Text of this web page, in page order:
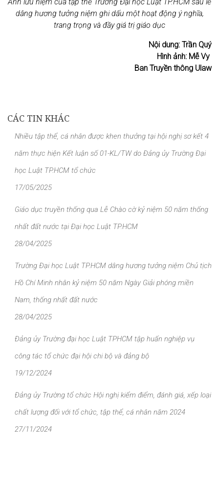
dâng hương tưởng niệm ghi dấu một hoạt động ý nghĩa,
trang trọng và đầy giá trị giáo dục
Nội dung: Trần Quý
Hình ảnh: Mễ Vy
Ban Truyền thông Ulaw
CÁC TIN KHÁC
Nhiều tập thể, cá nhân được khen thưởng tại hội nghị sơ kết 4
năm thực hiện Kết luận số 01-KL/TW do Đảng ủy Trường Đại
học Luật TP.HCM tổ chức
17/05/2025
Giáo dục truyền thống qua Lễ Chào cờ kỷ niệm 50 năm thống
nhất đất nước tại Đại học Luật TP.HCM
28/04/2025
Trường Đại học Luật TP.HCM dâng hương tưởng niệm Chủ tịch
Hồ Chí Minh nhân kỷ niệm 50 năm Ngày Giải phóng miền
Nam, thống nhất đất nước
28/04/2025
Đảng ủy Trường đại học Luật TPHCM tập huấn nghiệp vụ
công tác tổ chức đại hội chi bộ và đảng bộ
19/12/2024
Đảng ủy Trường tổ chức Hội nghị kiểm điểm, đánh giá, xếp loại
chất lượng đối với tổ chức, tập thể, cá nhân năm 2024
27/11/2024